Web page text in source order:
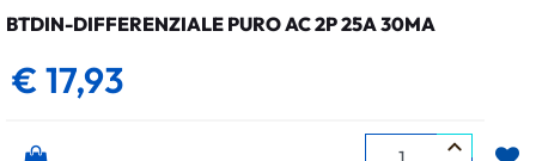
BTDIN-DIFFERENZIALE PURO AC 2P 25A 30MA
€ 17,93
Quantità